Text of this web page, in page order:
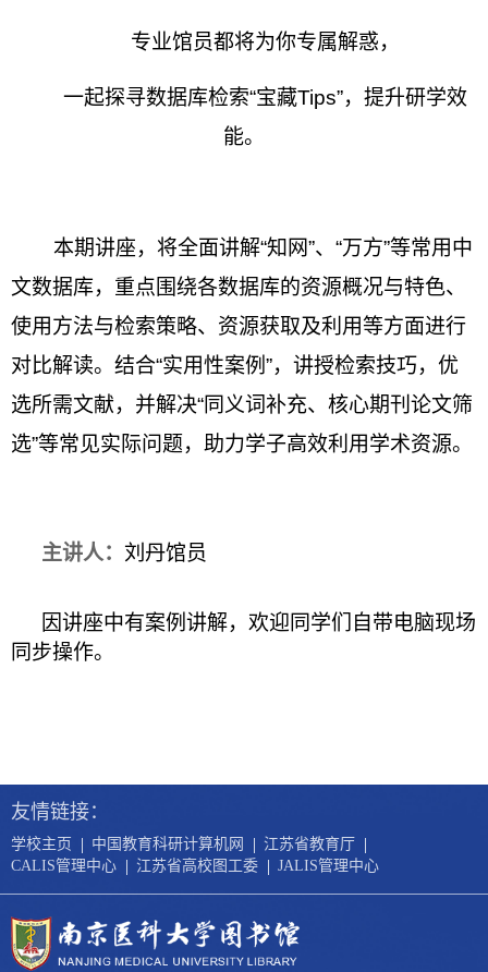
专业馆员都将为你专属解惑，
一起探寻数据库检索“宝藏Tips”，提升研学效
能。
本期讲座，将全面讲解“知网”、“万方”等常用中
文数据库，重点围绕各数据库的资源概况与特色、
使用方法与检索策略、资源获取及利用等方面进行
对比解读。结合“实用性案例”，讲授检索技巧，优
选所需文献，并解决“同义词补充、核心期刊论文筛
选”等常见实际问题，助力学子高效利用学术资源。
主讲人： 刘丹馆员
因讲座中有案例讲解，欢迎同学们自带电脑现场
同步操作。
友情链接：
学校主页 | 中国教育科研计算机网 | 江苏省教育厅 |
CALIS管理中心 | 江苏省高校图工委 | JALIS管理中心